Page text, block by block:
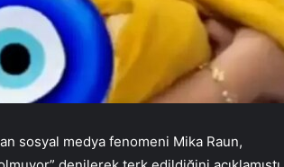
sosyal medya fenomeni Mika Raun,